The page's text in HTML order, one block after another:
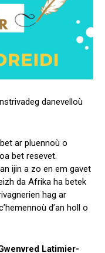
danevelloù
ar pluennoù o
bet resevet.
ijin a zo en em gavet
da Afrika ha betek
hag ar
d’an holl o
Latimier-